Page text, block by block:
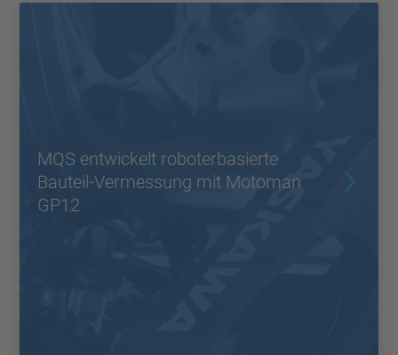
MQS entwickelt roboterbasierte
Bauteil-Vermessung mit Motoman
GP12